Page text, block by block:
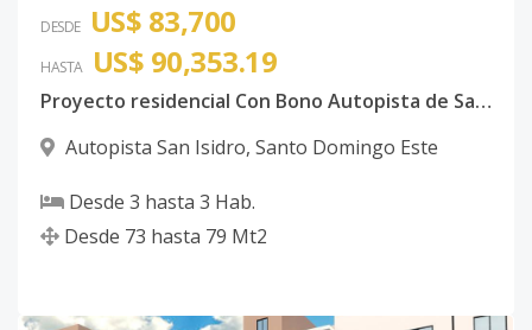
DESDE US$ 83,700
HASTA US$ 90,353.19
Proyecto residencial Con Bono Autopista de San Isidro
Autopista San Isidro, Santo Domingo Este
Desde 3 hasta 3 Hab.
Desde 73 hasta 79 Mt2